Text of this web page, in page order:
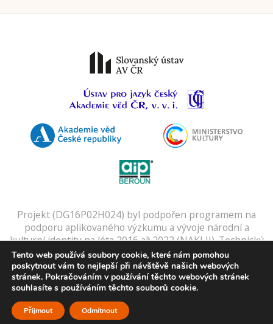
Projekt (DG16P02H024) byl podpořen programem na
podporu aplikovaného výzkumu a vývoje národní a
kulturní identity na léta 2016 až 2022 (NAKI II). Technický
provozovatel: SUMA spol. s r.o.Digitální slovníky a
kartotéku zajišťujeGulliver.
Zpracování osobních údajů:Využívání osobních dat
Tento web používá soubory cookie, které nám pomohou
poskytnout vám to nejlepší při návštěvě našich webových
stránek. Pokračováním v používání těchto webových stránek
souhlasíte s používáním těchto souborů cookie.
Přijmout Odmítnout